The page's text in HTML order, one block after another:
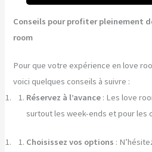
Conseils pour profiter pleinement
room
Pour que votre expérience en love
voici quelques conseils à suivre :
Réservez à l’avance : Les love
surtout les week-ends et pour les
Choisissez vos options :